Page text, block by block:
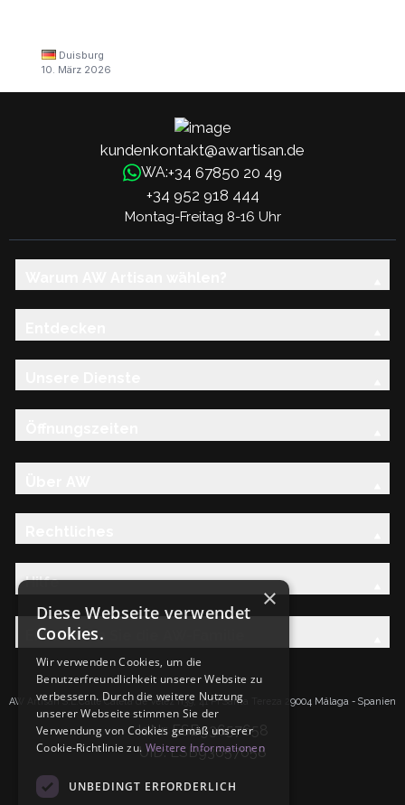
Duisburg
10. März 2026
kundenkontakt@awartisan.de
WA:+34 67850 20 49
+34 952 918 444
Montag-Freitag 8-16 Uhr
Hilfe
Entdecken Sie die AW-Familie
AW Artisan S.L.Calle Caleta de Velez n39, 41 PI Santa Tereza 29004 Málaga - Spanien
IdNr: ESB93657658
UID: ESB93657658
×
Diese Webseite verwendet
Cookies.
Wir verwenden Cookies, um die
Benutzerfreundlichkeit unserer Website zu
verbessern. Durch die weitere Nutzung
unserer Webseite stimmen Sie der
Verwendung von Cookies gemäß unserer
Cookie-Richtlinie zu. Weitere Informationen
UNBEDINGT ERFORDERLICH